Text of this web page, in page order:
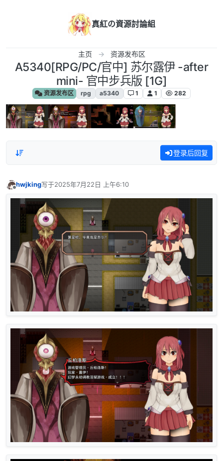
真紅の資源討論組
主页 资源发布区
A5340[RPG/PC/官中] 苏尔露伊 -after
mini- 官中步兵版 [1G]
资源发布区 rpg a5340 1 1 282
登录后回复
hwjking写于2025年7月22日 上午6:10
最后由 编辑